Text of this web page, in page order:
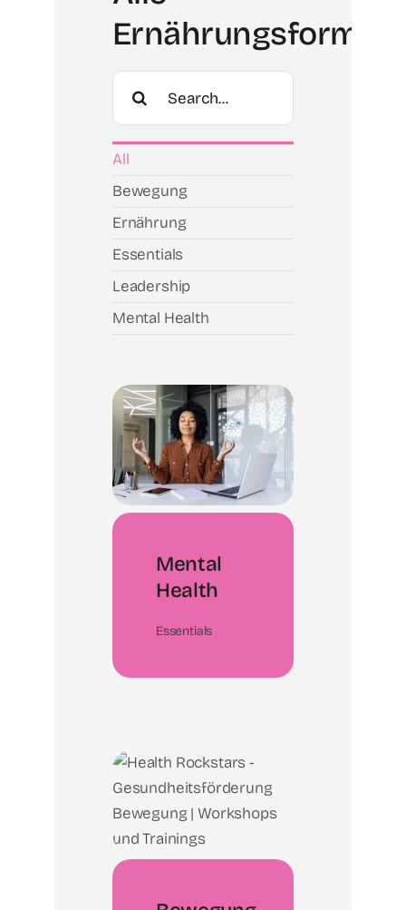
Ernährungsformate
Search
for:
All
Bewegung
Ernährung
Essentials
Leadership
Mental Health
Mental
Health
Essentials